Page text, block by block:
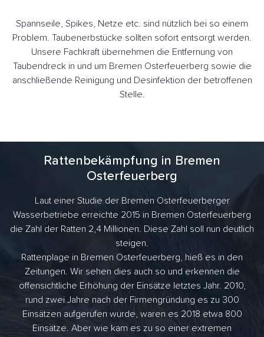
Spannseile, Spikes, Netze etc. sind nützlich bei so einem
Problem. Taubenerbstücke sollten sofort entsorgt werden.
Unsere Fachkraft übernehmen die Entfernung von
Taubendreck in und um Bremen Osterfeuerberg sowie die
anschließende Reinigung und Desinfektion der betroffenen
Stelle.
Rattenbekämpfung in Bremen
Osterfeuerberg
Laut einer Studie der Bremen Osterfeuerberger
Wasserbetriebe erreichte 2015 in Bremen Osterfeuerberg
die Zahl der Ratten 2,4 Millionen. Diese Zahl soll nun deutlich
steigen.
Rattenplage in Bremen Osterfeuerberg, hieß es in den
Zeitungen. Wir sehen dies auch so und erkennen die
offensichtliche Erhöhung der Einsätze letztes Jahr. 2010,
rund zwei Jahre nach der Firmengründung es zu 300
Einsätzen aufgerufen wurde, waren es 2018 etwa 800
Einsätze. Aber wie kam es zu so einer extremen